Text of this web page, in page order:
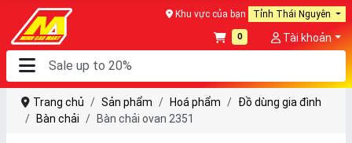
Khu vực của bạn Tỉnh Thái Nguyên
0 Tài khoản
Trang chủ Sản phẩm Hoá phẩm
Đồ dùng gia đình
Bàn chải
Bàn chải ovan 2351